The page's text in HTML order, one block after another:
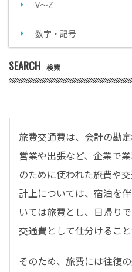
V～Z
数字・記号
SEARCH 検索
旅費交通費は、会計の勘
営業や出張など、企業で
のために使われた旅費や
計上については、宿泊を
いては旅費とし、日帰り
交通費として仕分けること
そのため、旅費には往復